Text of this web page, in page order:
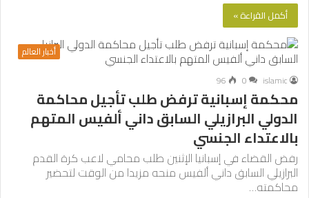
أكمل القراءة »
أخبار العالم
islamic
0
96
محكمة إسبانية ترفض طلب تأجيل محاكمة
الدولي البرازيلي السابق داني ألفيس المتهم
بالاعتداء الجنسي
رفض القضاء في إسبانيا الإثنين طلب محامي لاعب كرة القدم
البرازيلي السابق داني ألفيس منحه مزيدا من الوقت لتحضير
محاكمته…